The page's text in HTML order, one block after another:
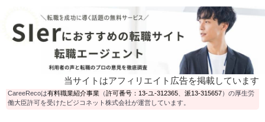
当サイトはアフィリエイト広告を掲載しています
CareeRecoは有料職業紹介事業 （許可番号：13-ユ-312365 派13-315657）の厚生労
働大臣許可を受けたビジコネット株式会社が運営しています。